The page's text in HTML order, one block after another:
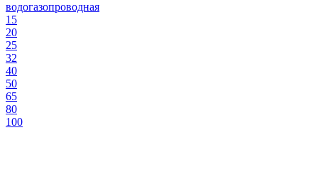
водогазопроводная
15
20
25
32
40
50
65
80
100